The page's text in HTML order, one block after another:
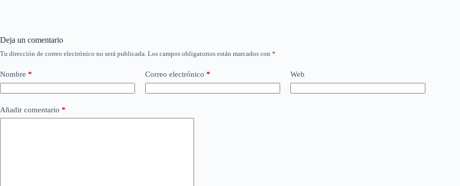
Deja un comentario
Tu dirección de correo electrónico no será publicada. Los campos obligatorios están marcados con *
Nombre * Correo electrónico * Web
Añadir comentario *